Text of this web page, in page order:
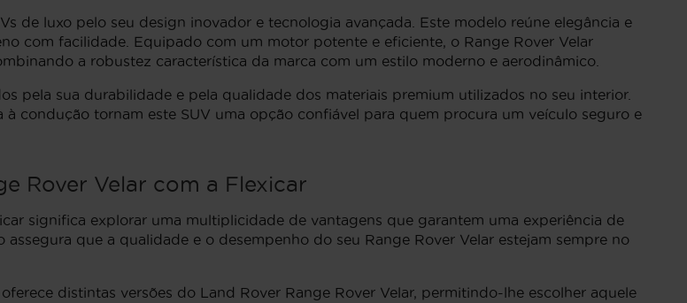
de luxo pelo seu design inovador e tecnologia avançada. Este modelo reúne elegância e
com facilidade. Equipado com um motor potente e eficiente, o Range Rover Velar
a robustez característica da marca com um estilo moderno e aerodinâmico.
pela sua durabilidade e pela qualidade dos materiais premium utilizados no seu interior.
condução tornam este SUV uma opção confiável para quem procura um veículo seguro e
Rover Velar com a Flexicar
significa explorar uma multiplicidade de vantagens que garantem uma experiência de
que a qualidade e o desempenho do seu Range Rover Velar estejam sempre no
distintas versões do Land Rover Range Rover Velar, permitindo-lhe escolher aquele